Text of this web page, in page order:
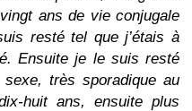
ans de vie conjugale
resté tel que j’étais à
Ensuite je le suis resté
très sporadique au
huit ans, ensuite plus